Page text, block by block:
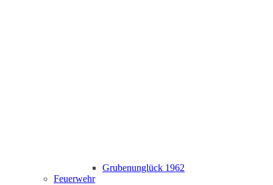
Grubenunglück 1962
Feuerwehr